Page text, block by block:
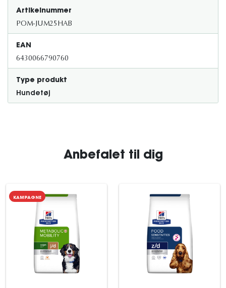
Artikelnummer
POM-JUM25HAB
EAN
6430066790760
Type produkt
Hundetøj
Anbefalet til dig
KAMPAGNE